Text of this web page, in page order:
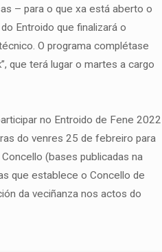
– para o que xa está aberto o
Entroido que finalizará o
O programa complétase
que terá lugar o martes a cargo
no Entroido de Fene 2022
do venres 25 de febreiro para
(bases publicadas na
que establece o Concello de
da veciñanza nos actos do